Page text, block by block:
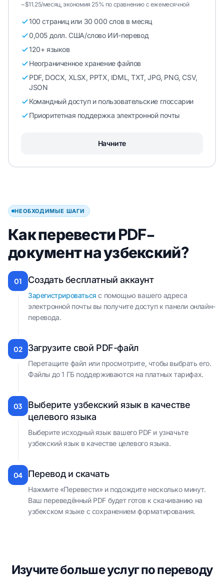
~$11.25/месяц, экономия 25% по сравнению с ежемесячной
100 страниц или 30 000 слов в месяц
0,005 долл. США/слово ИИ-перевод
120+ языков
Неограниченное хранение файлов
PDF, DOCX, XLSX, PPTX, IDML, TXT, JPG, PNG, CSV,
JSON
Командный доступ и пользовательские глоссарии
Приоритетная поддержка электронной почты
Начните
НЕОБХОДИМЫЕ ШАГИ
Как перевести PDF-
документ на узбекский?
01 Создать бесплатный аккаунт
Зарегистрироваться с помощью вашего адреса
электронной почты вы получите доступ к панели онлайн-
перевода.
02 Загрузите свой PDF-файл
Перетащите файл или просмотрите, чтобы выбрать его.
Файлы до 1 ГБ поддерживаются на платных тарифах.
03
Выберите узбекский язык в качестве
целевого языка
Выберите исходный язык вашего PDF и узначьте
узбекский язык в качестве целевого языка.
04 Перевод и скачать
Нажмите «Перевести» и подождите несколько минут.
Ваш переведённый PDF будет готов к скачиванию на
узбекском языке с сохранением форматирования.
Изучите больше услуг по переводу